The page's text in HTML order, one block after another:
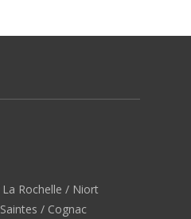
Rochelle / Niort
/ Cognac